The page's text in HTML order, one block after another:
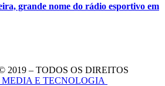
grande nome do rádio esportivo em
2019 – TODOS OS DIREITOS
E TECNOLOGIA